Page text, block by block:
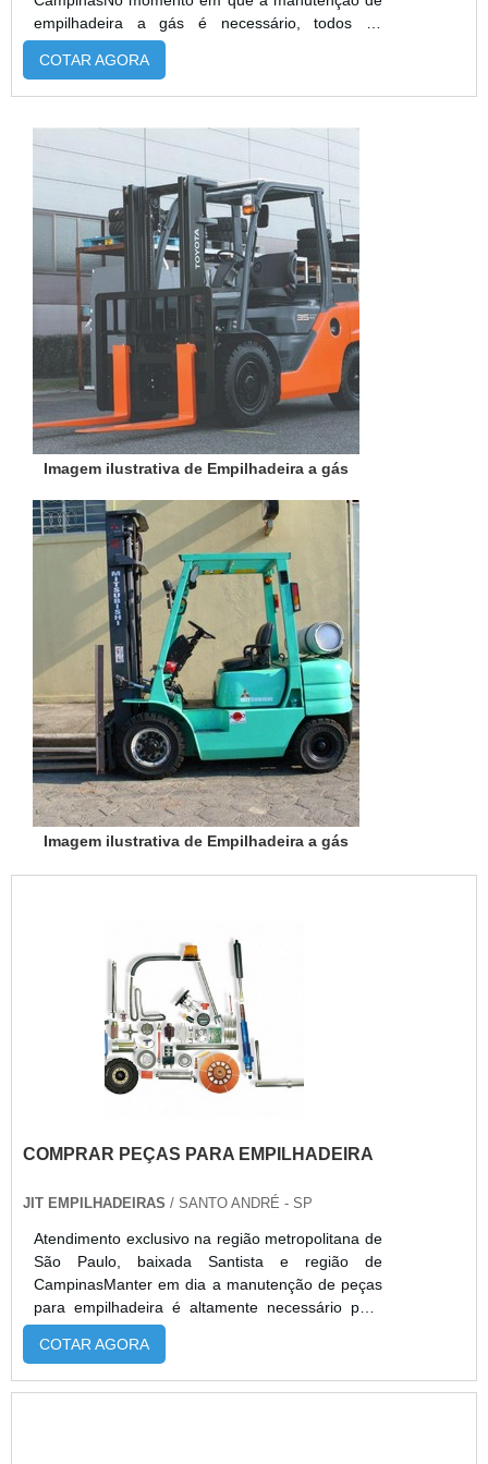
empilhadeira a gás é necessário, todos os
componentes da peça são reavaliados e, se for o
caso, deve haver a remoção/substituição dos
mais duradouras e definitivas devem ser primadas
de forma que erros constantes não ve...
COTAR AGORA
Imagem ilustrativa de Empilhadeira a gás
Imagem ilustrativa de Empilhadeira a gás
COMPRAR PEÇAS PARA EMPILHADEIRA
JIT EMPILHADEIRAS / SANTO ANDRÉ - SP
Atendimento exclusivo na região metropolitana de
São Paulo, baixada Santista e região de
CampinasManter em dia a manutenção de peças
para empilhadeira é altamente necessário para
que o serviço feito com o equipamento consiga
ser executado e concluído. Por isso, comprar
alguma parte da empilhadeira começa a não
COTAR AGORA